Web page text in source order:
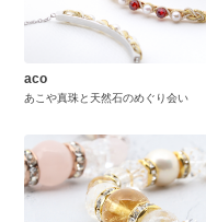
aco
あこや真珠と天然石のめぐり会い